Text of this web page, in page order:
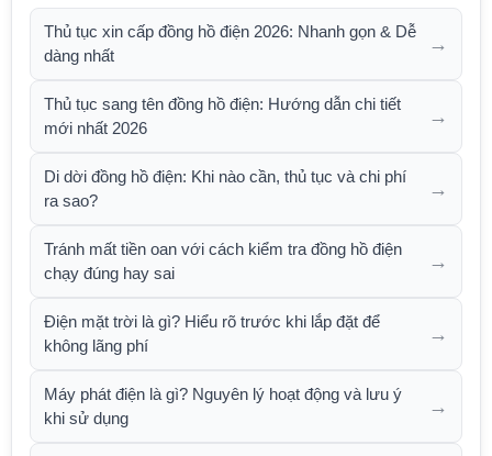
Thủ tục xin cấp đồng hồ điện 2026: Nhanh gọn & Dễ
dàng nhất
→
Thủ tục sang tên đồng hồ điện: Hướng dẫn chi tiết
mới nhất 2026
→
Di dời đồng hồ điện: Khi nào cần, thủ tục và chi phí
ra sao?
→
Tránh mất tiền oan với cách kiểm tra đồng hồ điện
chạy đúng hay sai
→
Điện mặt trời là gì? Hiểu rõ trước khi lắp đặt để
không lãng phí
→
Máy phát điện là gì? Nguyên lý hoạt động và lưu ý
khi sử dụng
→